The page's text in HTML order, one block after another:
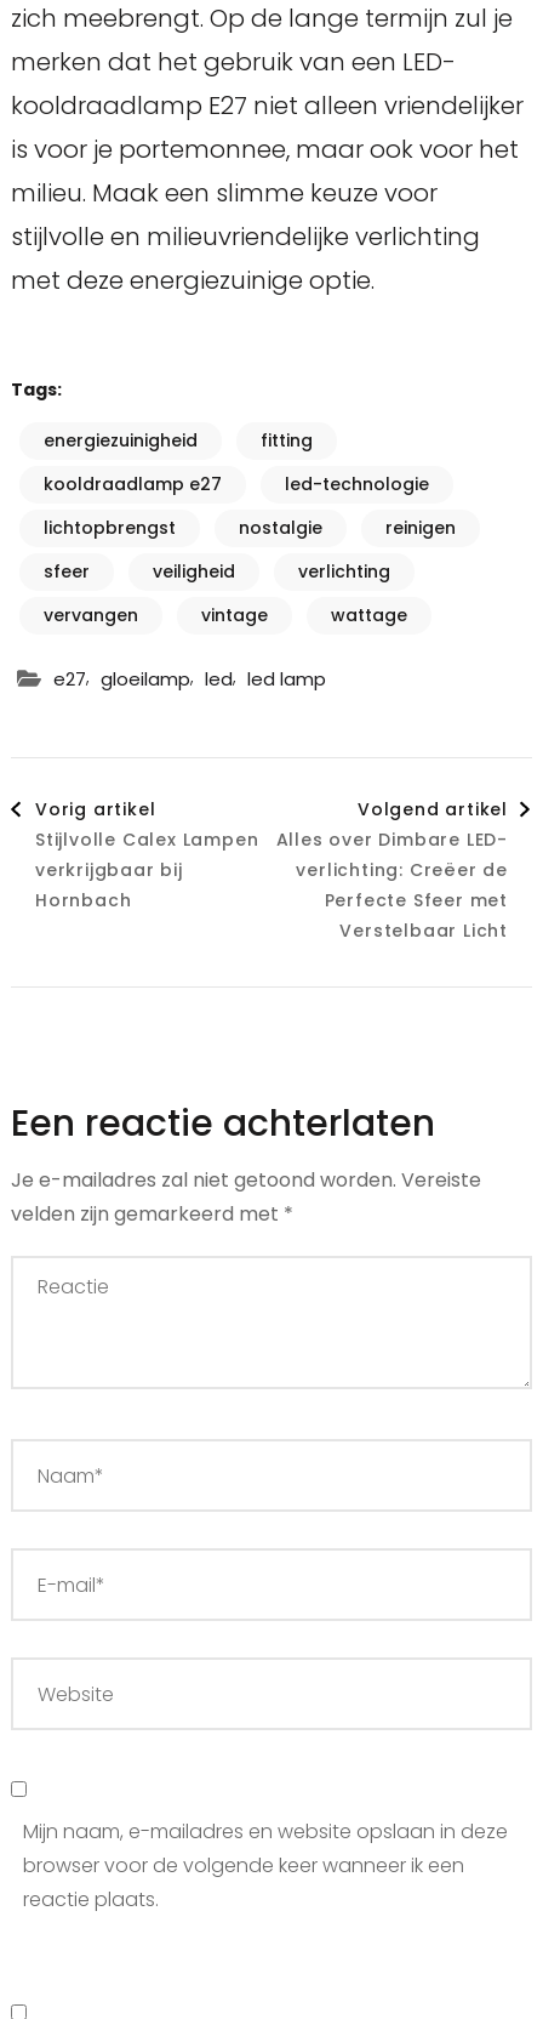
zich meebrengt. Op de lange termijn zul je
merken dat het gebruik van een LED-
kooldraadlamp E27 niet alleen vriendelijker
is voor je portemonnee, maar ook voor het
milieu. Maak een slimme keuze voor
stijlvolle en milieuvriendelijke verlichting
met deze energiezuinige optie.
Tags:
energiezuinigheid
fitting
kooldraadlamp e27
led-technologie
lichtopbrengst
nostalgie
reinigen
sfeer
veiligheid
verlichting
vervangen
vintage wattage
e27, gloeilamp, led, led lamp
Berichtnavigatie
Vorig artikel
Stijlvolle Calex Lampen
verkrijgbaar bij
Hornbach
Volgend artikel
Alles over Dimbare LED-
verlichting: Creëer de
Perfecte Sfeer met
Verstelbaar Licht
Een reactie achterlaten
Je e-mailadres zal niet getoond worden. Vereiste
velden zijn gemarkeerd met *
Mijn naam, e-mailadres en website opslaan in deze
browser voor de volgende keer wanneer ik een
reactie plaats.